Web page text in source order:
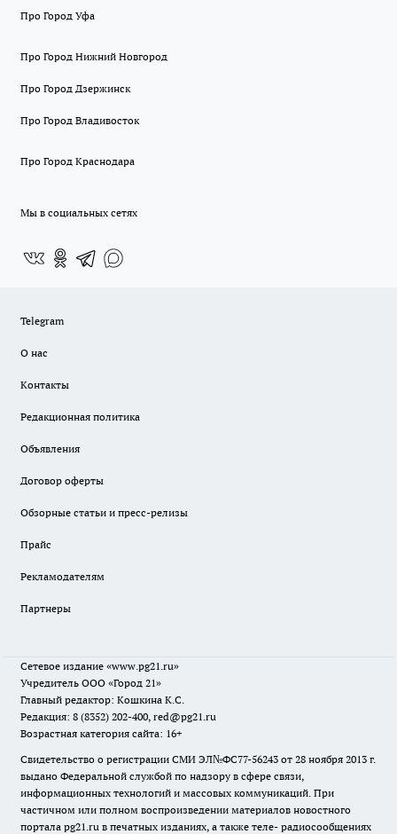
Про Город Уфа
Про Город Нижний Новгород
Про Город Дзержинск
Про Город Владивосток
Про Город Краснодара
Мы в социальных сетях
Telegram
О нас
Контакты
Редакционная политика
Объявления
Договор оферты
Обзорные статьи и пресс-релизы
Прайс
Рекламодателям
Партнеры
Сетевое издание «www.pg21.ru»
Учредитель ООО «Город 21»
Главный редактор: Кошкина К.С.
Редакция: 8 (8352) 202-400, red@pg21.ru
Возрастная категория сайта: 16+
Свидетельство о регистрации СМИ ЭЛ№ФС77-56243 от 28 ноября 2013 г.
выдано Федеральной службой по надзору в сфере связи,
информационных технологий и массовых коммуникаций. При
частичном или полном воспроизведении материалов новостного
портала pg21.ru в печатных изданиях, а также теле- радиосообщениях